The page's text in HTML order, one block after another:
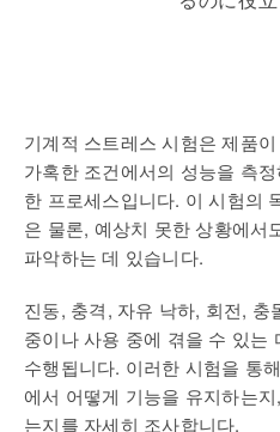
기계적 스트레스 시험은 제품
가혹한 조건에서의 성능을 측
한 프로세스입니다. 이 시험의
은 물론, 예상치 못한 상황에서
파악하는 데 있습니다.
진동, 충격, 자유 낙하, 회전, 충
중이나 사용 중에 겪을 수 있는
수행됩니다. 이러한 시험을 통
에서 어떻게 기능을 유지하는
는지를 자세히 조사합니다.